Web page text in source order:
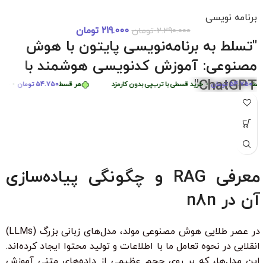
هر قسط 54.750تومان • خرید تومان • خرید قسطی با ترب‌پی بدون کارمزد
برنامه نویسی
2.290.000 تومان 219.000 تومان
"تسلط به برنامه‌نویسی پایتون با هوش
مصنوعی: آموزش کدنویسی هوشمند با
ChatGPT"
"با شرکت در این دوره جامع و کاربردی، به راحتی مهارت‌های
برنامه‌نویسی پایتون را از سطح مبتدی تا پیشرفته با کمک هوش
آموزشی، شما را قادر می‌سازد تا به سرعت الگوریتم‌های پیچیده را
سطوح با زیرنویس فارسی حرفه‌ای و امکان دانلود و تماشای آنلاین."
ویژگی‌های کلیدی:
زیرنویس فارسی با ترجمه حرفه‌ای
تومان خرید قسطی با ترب‌پی بدون کارمزد
هر قسط449.975تومان • خرید قسطی با ترب‌پی بدون کارمزد
معرفی RAG و چگونگی پیاده‌سازی
آن در n8n
در عصر طلایی هوش مصنوعی مولد، مدل‌های زبانی بزرگ (LLMs)
انقلابی در نحوه تعامل ما با اطلاعات و تولید محتوا ایجاد کرده‌اند.